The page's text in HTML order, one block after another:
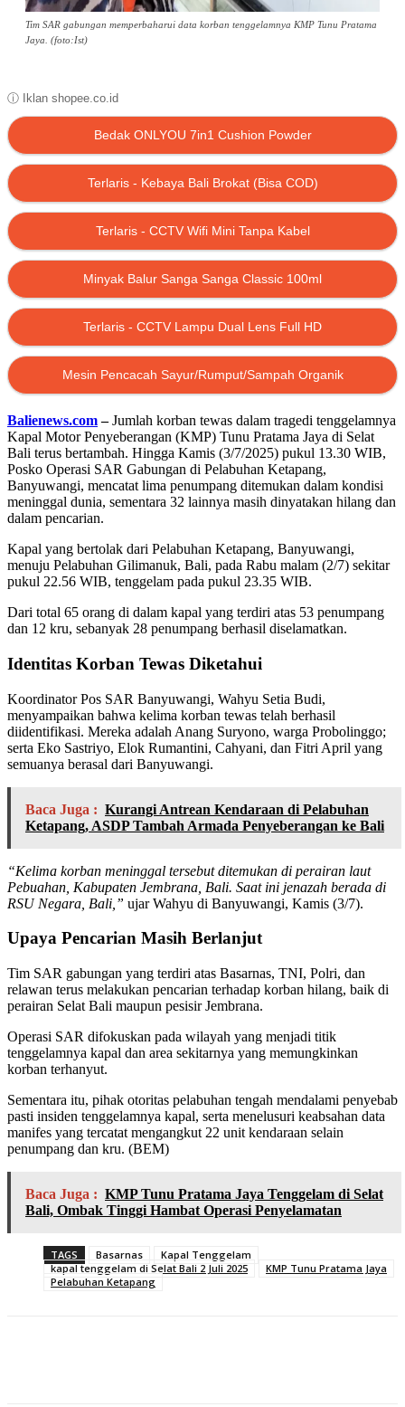
Tim SAR gabungan memperbaharui data korban tenggelamnya KMP Tunu Pratama
Jaya. (foto:Ist)
ⓘ Iklan shopee.co.id
Bedak ONLYOU 7in1 Cushion Powder
Terlaris - Kebaya Bali Brokat (Bisa COD)
Terlaris - CCTV Wifi Mini Tanpa Kabel
Minyak Balur Sanga Sanga Classic 100ml
Terlaris - CCTV Lampu Dual Lens Full HD
Mesin Pencacah Sayur/Rumput/Sampah Organik
Balienews.com–Jumlah korban tewas dalam tragedi tenggelamnya
Kapal Motor Penyeberangan (KMP) Tunu Pratama Jaya di Selat
Bali terus bertambah. Hingga Kamis (3/7/2025) pukul 13.30 WIB,
Posko Operasi SAR Gabungan di Pelabuhan Ketapang,
Banyuwangi, mencatat lima penumpang ditemukan dalam kondisi
meninggal dunia, sementara 32 lainnya masih dinyatakan hilang dan
dalam pencarian.
Kapal yang bertolak dari Pelabuhan Ketapang, Banyuwangi,
menuju Pelabuhan Gilimanuk, Bali, pada Rabu malam (2/7) sekitar
pukul 22.56 WIB, tenggelam pada pukul 23.35 WIB.
Dari total 65 orang di dalam kapal yang terdiri atas 53 penumpang
dan 12 kru, sebanyak 28 penumpang berhasil diselamatkan.
Identitas Korban Tewas Diketahui
Koordinator Pos SAR Banyuwangi, Wahyu Setia Budi,
menyampaikan bahwa kelima korban tewas telah berhasil
diidentifikasi. Mereka adalah Anang Suryono, warga Probolinggo;
serta Eko Sastriyo, Elok Rumantini, Cahyani, dan Fitri April yang
semuanya berasal dari Banyuwangi.
Baca Juga : Kurangi Antrean Kendaraan di Pelabuhan
Ketapang, ASDP Tambah Armada Penyeberangan ke Bali
“Kelima korban meninggal tersebut ditemukan di perairan laut
Pebuahan, Kabupaten Jembrana, Bali. Saat ini jenazah berada di
RSU Negara, Bali,” ujar Wahyu di Banyuwangi, Kamis (3/7).
Upaya Pencarian Masih Berlanjut
Tim SAR gabungan yang terdiri atas Basarnas, TNI, Polri, dan
relawan terus melakukan pencarian terhadap korban hilang, baik di
perairan Selat Bali maupun pesisir Jembrana.
Operasi SAR difokuskan pada wilayah yang menjadi titik
tenggelamnya kapal dan area sekitarnya yang memungkinkan
korban terhanyut.
Sementara itu, pihak otoritas pelabuhan tengah mendalami penyebab
pasti insiden tenggelamnya kapal, serta menelusuri keabsahan data
manifes yang tercatat mengangkut 22 unit kendaraan selain
penumpang dan kru. (BEM)
Baca Juga : KMP Tunu Pratama Jaya Tenggelam di Selat
Bali, Ombak Tinggi Hambat Operasi Penyelamatan
TAGS Basarnas
Kapal Tenggelam
kapal tenggelam di Selat Bali 2 Juli 2025
KMP Tunu Pratama Jaya
Pelabuhan Ketapang